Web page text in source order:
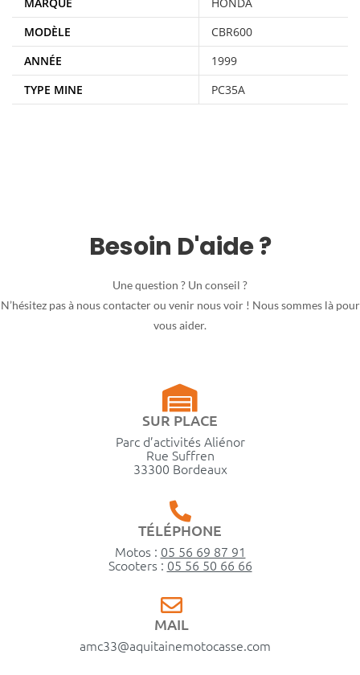
MODÈLE
CBR600
ANNÉE
1999
TYPE MINE
PC35A
Besoin D'aide ?
Une question ? Un conseil ?
N’hésitez pas à nous contacter ou venir nous voir ! Nous sommes là pour
vous aider.
SUR PLACE
Parc d’activités Aliénor
Rue Suffren
33300 Bordeaux
TÉLÉPHONE
Motos : 05 56 69 87 91
Scooters : 05 56 50 66 66
MAIL
amc33@aquitainemotocasse.com